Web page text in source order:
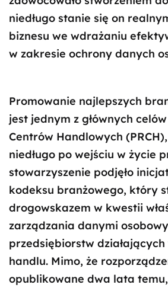
niedługo stanie się on
biznesu we wdrażaniu
w zakresie ochrony danych
Promowanie najlepszych
jest jednym z głównych
Centrów Handlowych
niedługo po wejściu w życie
stowarzyszenie podjęło
kodeksu branżowego, który
drogowskazem w kwestii
zarządzania danymi
przedsiębiorstw
handlu. Mimo, że
opublikowane dwa lata